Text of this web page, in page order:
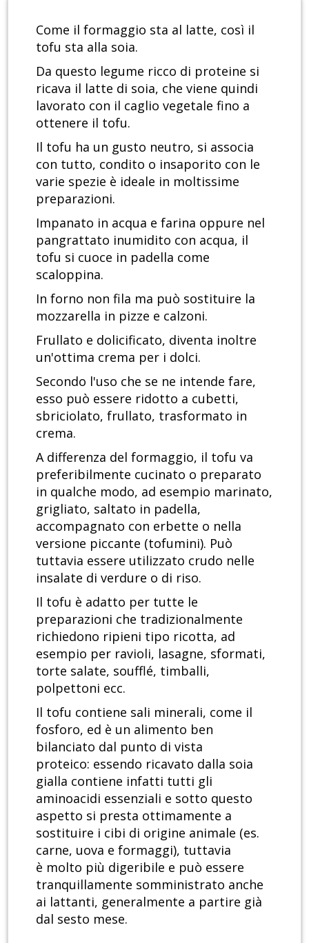
Come il formaggio sta al latte, così il
tofu sta alla soia.
Da questo legume ricco di proteine si
ricava il latte di soia, che viene quindi
lavorato con il caglio vegetale fino a
ottenere il tofu.
Il tofu ha un gusto neutro, si associa
con tutto, condito o insaporito con le
varie spezie è ideale in moltissime
preparazioni.
Impanato in acqua e farina oppure nel
pangrattato inumidito con acqua, il
tofu si cuoce in padella come
scaloppina.
In forno non fila ma può sostituire la
mozzarella in pizze e calzoni.
Frullato e dolicificato, diventa inoltre
un'ottima crema per i dolci.
Secondo l'uso che se ne intende fare,
esso può essere ridotto a cubetti,
sbriciolato, frullato, trasformato in
crema.
A differenza del formaggio, il tofu va
preferibilmente cucinato o preparato
in qualche modo, ad esempio marinato,
grigliato, saltato in padella,
accompagnato con erbette o nella
versione piccante (tofumini). Può
tuttavia essere utilizzato crudo nelle
insalate di verdure o di riso.
Il tofu è adatto per tutte le
preparazioni che tradizionalmente
richiedono ripieni tipo ricotta, ad
esempio per ravioli, lasagne, sformati,
torte salate, soufflé, timballi,
polpettoni ecc.
Il tofu contiene sali minerali, come il
fosforo, ed è un alimento ben
bilanciato dal punto di vista
proteico: essendo ricavato dalla soia
gialla contiene infatti tutti gli
aminoacidi essenziali e sotto questo
aspetto si presta ottimamente a
sostituire i cibi di origine animale (es.
carne, uova e formaggi), tuttavia
è molto più digeribile e può essere
tranquillamente somministrato anche
ai lattanti, generalmente a partire già
dal sesto mese.